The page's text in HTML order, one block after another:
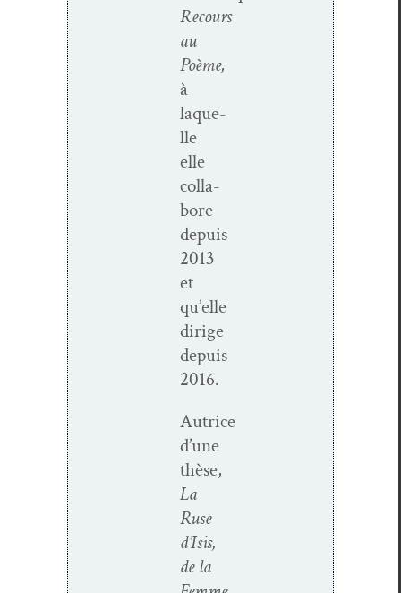
Recours
au
Poème,
à
laque­
lle
elle
col­la­
bore
depuis
2013
et
qu’elle
dirige
depuis
2016.
Autrice
d’une
thèse,
La
Ruse
d’I­sis,
de la